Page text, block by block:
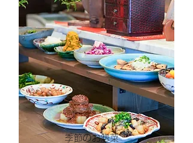
季節のお惣菜